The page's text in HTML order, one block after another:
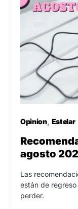
Opinion Estelar
agosto
Las
están de
perder.